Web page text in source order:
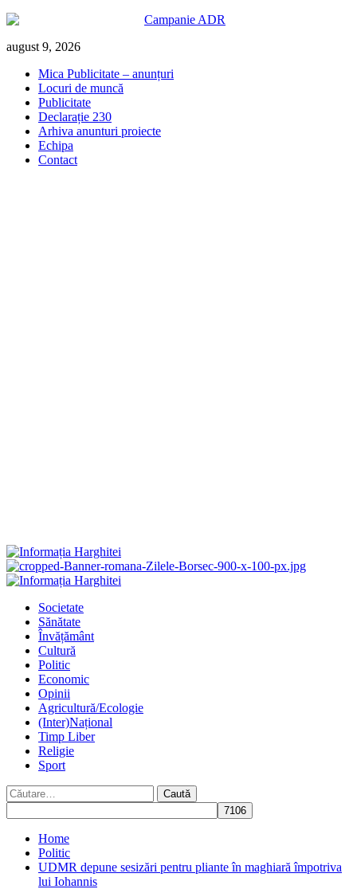
Skip
content
august 9, 2026
Mica Publicitate – anunțuri
Locuri de muncă
Publicitate
Declarație 230
Arhiva anunturi proiecte
Echipa
Contact
Primary
Societate
Sănătate
Învățământ
Cultură
Politic
Economic
Opinii
Agricultură/Ecologie
(Inter)Național
Timp Liber
Religie
Sport
Caută
după:
Home
Politic
UDMR depune sesizări pentru pliante în maghiară împotriva
lui Iohannis